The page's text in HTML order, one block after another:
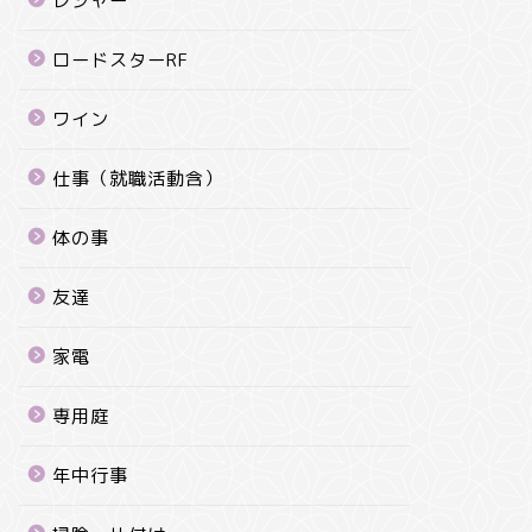
ロードスターRF
ワイン
仕事（就職活動含）
体の事
友達
家電
専用庭
年中行事